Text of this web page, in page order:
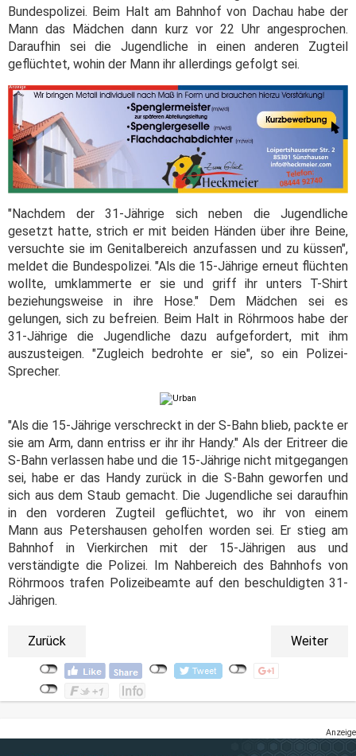
Bundespolizei. Beim Halt am Bahnhof von Dachau habe der
Mann das Mädchen dann kurz vor 22 Uhr angesprochen.
Daraufhin sei die Jugendliche in einen anderen Zugteil
geflüchtet, wohin der Mann ihr allerdings gefolgt sei.
"Nachdem der 31-Jährige sich neben die Jugendliche
gesetzt hatte, strich er mit beiden Händen über ihre Beine,
versuchte sie im Genitalbereich anzufassen und zu küssen",
meldet die Bundespolizei. "Als die 15-Jährige erneut flüchten
wollte, umklammerte er sie und griff ihr unters T-Shirt
beziehungsweise in ihre Hose." Dem Mädchen sei es
gelungen, sich zu befreien. Beim Halt in Röhrmoos habe der
31-Jährige die Jugendliche dazu aufgefordert, mit ihm
auszusteigen. "Zugleich bedrohte er sie", so ein Polizei-
Sprecher.
"Als die 15-Jährige verschreckt in der S-Bahn blieb, packte er
sie am Arm, dann entriss er ihr ihr Handy." Als der Eritreer die
S-Bahn verlassen habe und die 15-Jährige nicht mitgegangen
sei, habe er das Handy zurück in die S-Bahn geworfen und
sich aus dem Staub gemacht. Die Jugendliche sei daraufhin
in den vorderen Zugteil geflüchtet, wo ihr von einem
Mann aus Petershausen geholfen worden sei. Er stieg am
Bahnhof in Vierkirchen mit der 15-Jährigen aus und
verständigte die Polizei. Im Nahbereich des Bahnhofs von
Röhrmoos trafen Polizeibeamte auf den beschuldigten 31-
Jährigen.
Zurück Weiter
Anzeige